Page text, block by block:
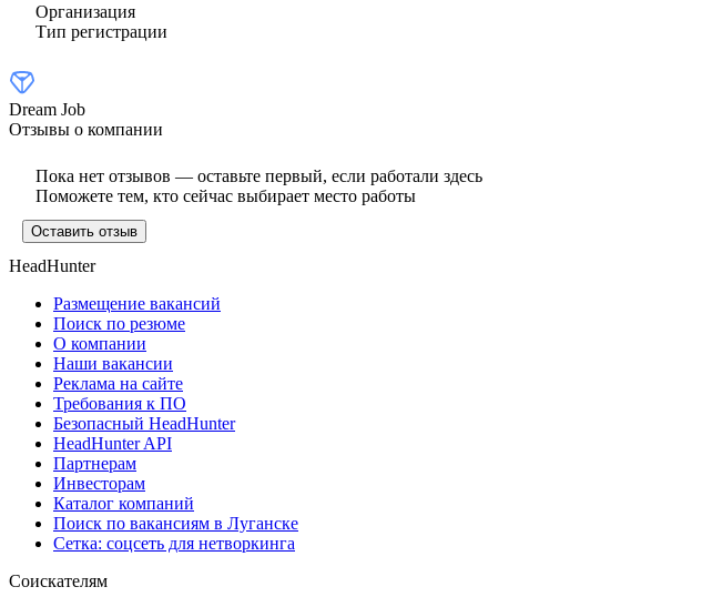
Организация
Тип регистрации
Dream Job
Отзывы о компании
Пока нет отзывов — оставьте первый, если работали здесь
Поможете тем, кто сейчас выбирает место работы
Оставить отзыв
HeadHunter
Размещение вакансий
Поиск по резюме
О компании
Наши вакансии
Реклама на сайте
Требования к ПО
Безопасный HeadHunter
HeadHunter API
Партнерам
Инвесторам
Каталог компаний
Поиск по вакансиям в Луганске
Сетка: соцсеть для нетворкинга
Соискателям